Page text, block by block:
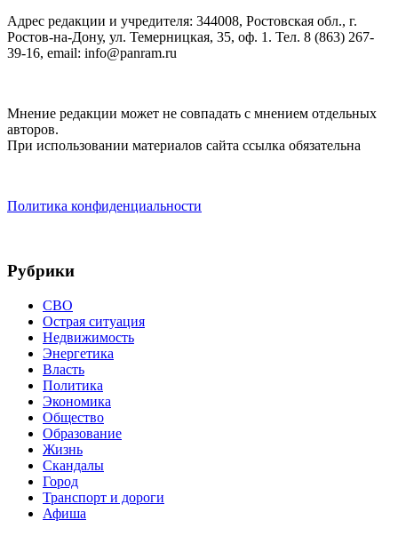
Адрес редакции и учредителя: 344008, Ростовская обл., г.
Ростов-на-Дону, ул. Темерницкая, 35, оф. 1. Тел. 8 (863) 267-
39-16, email: info@panram.ru
Мнение редакции может не совпадать с мнением отдельных
авторов.
При использовании материалов сайта ссылка обязательна
Политика конфиденциальности
Рубрики
СВО
Острая ситуация
Недвижимость
Энергетика
Власть
Политика
Экономика
Общество
Образование
Жизнь
Скандалы
Город
Транспорт и дороги
Афиша